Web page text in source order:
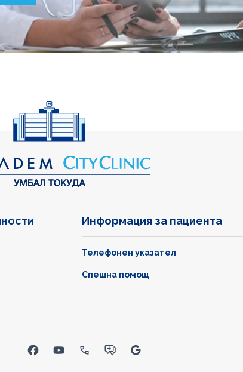
Информация за пациента
Телефонен указател
Спешна помощ